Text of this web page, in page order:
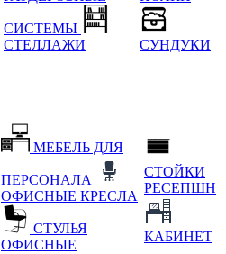
СИСТЕМЫ
СТЕЛЛАЖИ
СУНДУКИ
МЕБЕЛЬ ДЛЯ
ПЕРСОНАЛА
ОФИСНЫЕ КРЕСЛА
СТУЛЬЯ
ОФИСНЫЕ
СТОЙКИ
РЕСЕПШН
КАБИНЕТ